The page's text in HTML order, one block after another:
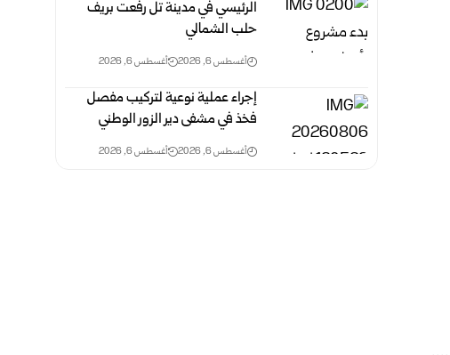
الرئيسي في مدينة تل رفعت بريف
حلب الشمالي
أغسطس 6, 2026 أغسطس 6, 2026
إجراء عملية نوعية لتركيب مفصل
فخذ في مشفى دير الزور الوطني
أغسطس 6, 2026 أغسطس 6, 2026